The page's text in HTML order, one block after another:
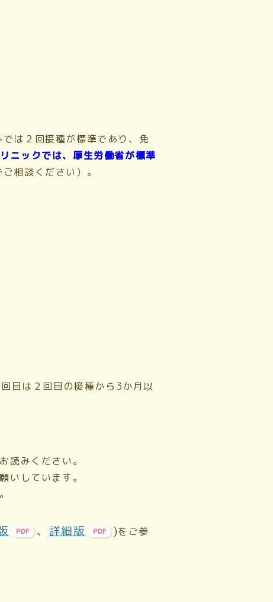
は２回接種が標準であり、免
ニックでは、厚生労働省が標準
相談ください）。
目は２回目の接種から3か月以
読みください。
いしています。
、 詳細版 )をご参